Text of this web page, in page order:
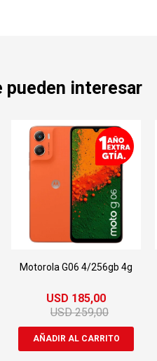
pueden interesar
Motorola G06 4/256gb 4g
USD 185,00
USD 259,00